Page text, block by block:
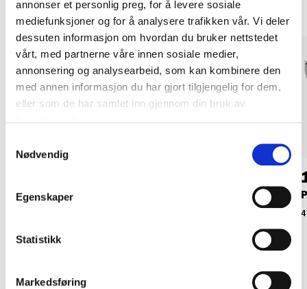
annonser et personlig preg, for å levere sosiale
mediefunksjoner og for å analysere trafikken vår. Vi deler
dessuten informasjon om hvordan du bruker nettstedet
vårt, med partnerne våre innen sosiale medier,
annonsering og analysearbeid, som kan kombinere den
med annen informasjon du har gjort tilgjengelig for dem,
eller som de har samlet inn gjennom din bruk av
Nødvendig
Egenskaper
Statistikk
Markedsføring
Bærplukker